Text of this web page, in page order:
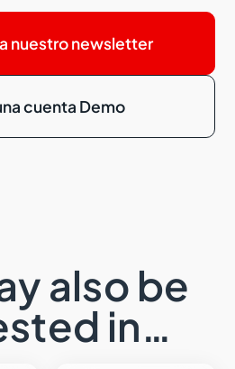
nuestro newsletter
cuenta Demo
also be
in…